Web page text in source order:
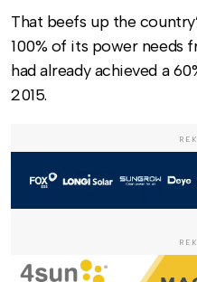
That beefs up the
100% of its power needs
had already achieved a
2015.